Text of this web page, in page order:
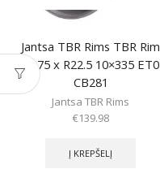
Jantsa TBR Rims TBR Rim
11.75 x R22.5 10×335 ET0
CB281
Jantsa TBR Rims
€139.98
Į KREPŠELĮ